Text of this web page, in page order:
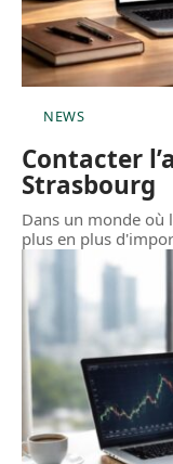
NEWS
Contacter
Strasbourg
Dans un monde
plus en plus